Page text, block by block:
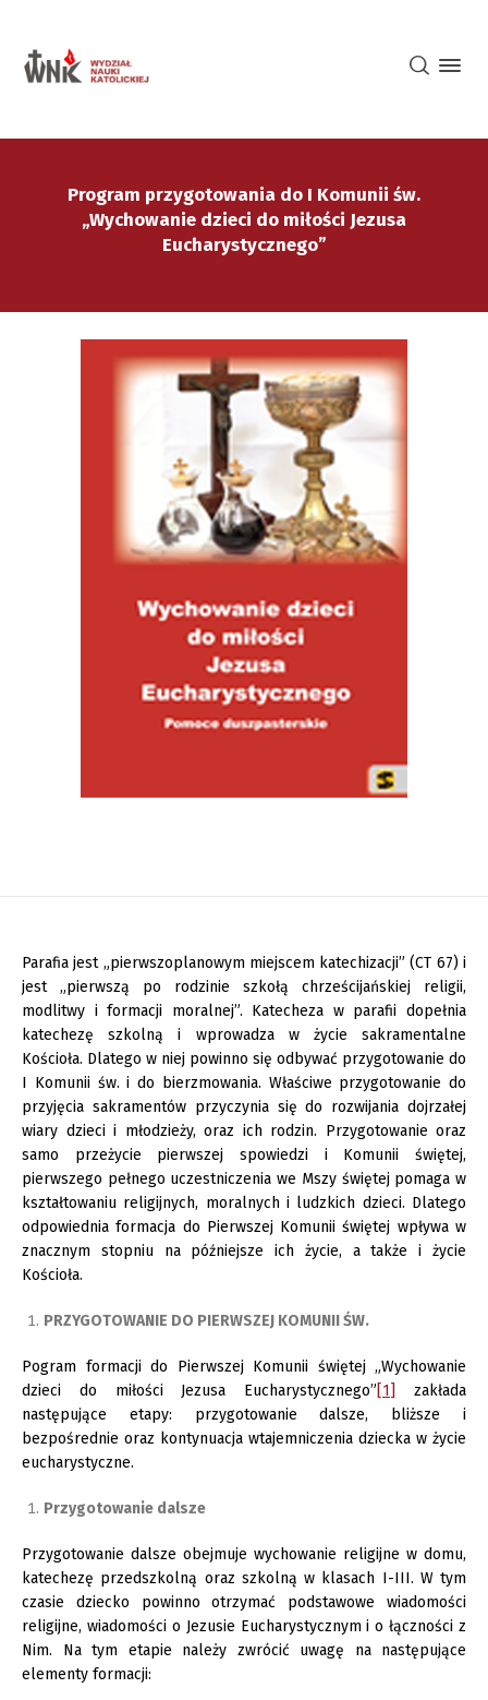
Program przygotowania do I Komunii św.
„Wychowanie dzieci do miłości Jezusa
Eucharystycznego”
Parafia jest „pierwszoplanowym miejscem katechizacji” (CT 67) i
jest „pierwszą po rodzinie szkołą chrześcijańskiej religii,
modlitwy i formacji moralnej”. Katecheza w parafii dopełnia
katechezę szkolną i wprowadza w życie sakramentalne
Kościoła. Dlatego w niej powinno się odbywać przygotowanie do
I Komunii św. i do bierzmowania. Właściwe przygotowanie do
przyjęcia sakramentów przyczynia się do rozwijania dojrzałej
wiary dzieci i młodzieży, oraz ich rodzin. Przygotowanie oraz
samo przeżycie pierwszej spowiedzi i Komunii świętej,
pierwszego pełnego uczestniczenia we Mszy świętej pomaga w
kształtowaniu religijnych, moralnych i ludzkich dzieci. Dlatego
odpowiednia formacja do Pierwszej Komunii świętej wpływa w
znacznym stopniu na późniejsze ich życie, a także i życie
Kościoła.
PRZYGOTOWANIE DO PIERWSZEJ KOMUNII ŚW.
Pogram formacji do Pierwszej Komunii świętej „Wychowanie
dzieci do miłości Jezusa Eucharystycznego”[1]
zakłada
następujące etapy: przygotowanie dalsze, bliższe i
bezpośrednie oraz kontynuacja wtajemniczenia dziecka w życie
eucharystyczne.
Przygotowanie dalsze
Przygotowanie dalsze obejmuje wychowanie religijne w domu,
katechezę przedszkolną oraz szkolną w klasach I-III. W tym
czasie dziecko powinno otrzymać podstawowe wiadomości
religijne, wiadomości o Jezusie Eucharystycznym i o łączności z
Nim. Na tym etapie należy zwrócić uwagę na następujące
elementy formacji: